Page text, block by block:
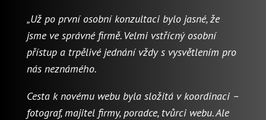
„Už po první osobní konzultaci bylo jasné, že
jsme ve správné firmě. Velmi vstřícný osobní
přístup a trpělivé jednání vždy s vysvětlením pro
nás neznámého.
Cesta k novému webu byla složitá v koordinaci –
fotograf, majitel firmy, poradce, tvůrci webu. Ale